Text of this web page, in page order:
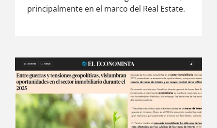
principalmente en el marco del Real Estate.